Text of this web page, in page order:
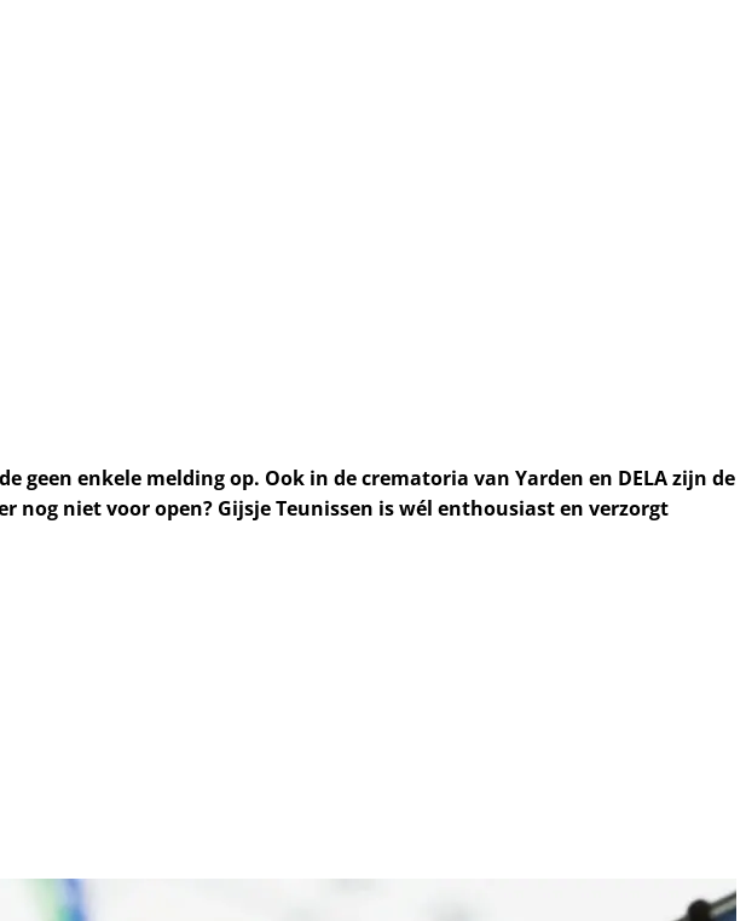
geen enkele melding op. Ook in de crematoria van Yarden en DELA zijn de
niet voor open? Gijsje Teunissen is wél enthousiast en verzorgt